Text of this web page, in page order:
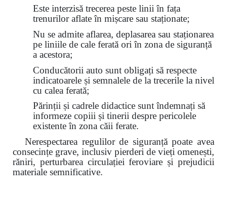
Este interzisă trecerea peste linii în fața
trenurilor aflate în mișcare sau staționate;
Nu se admite aflarea, deplasarea sau staționarea
pe liniile de cale ferată ori în zona de siguranță
a acestora;
Conducătorii auto sunt obligați să respecte
indicatoarele și semnalele de la trecerile la nivel
cu calea ferată;
Părinții și cadrele didactice sunt îndemnați să
informeze copiii și tinerii despre pericolele
existente în zona căii ferate.
Nerespectarea regulilor de siguranță poate avea
consecințe grave, inclusiv pierderi de vieți omenești,
răniri, perturbarea circulației feroviare și prejudicii
materiale semnificative.